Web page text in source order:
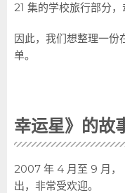
21 集的学校旅行部分，
因此，我们想整理一份
单。
幸运星》的故
2007 年 4 月至 9 月，
出，非常受欢迎。